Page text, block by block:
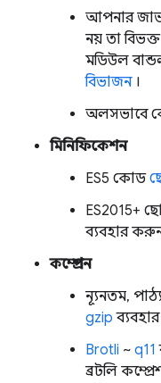
আপনার
নয় তা
মডিউল
বিভাজন।
অলসভাবে
মিনিফিকেশন
ES5 কোড
ES2015+
ব্যবহার
কম্প্রেশন
ন্যূনতম,
gzip
Brotli ~ q11
ব্রটলি